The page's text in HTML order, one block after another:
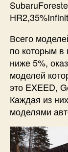
Всего
по которым в
ниже 5%,
моделей
это EXEED,
Каждая из
моделями